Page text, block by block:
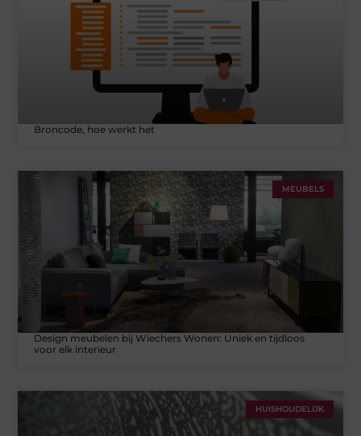
Broncode, hoe werkt het
MEUBELS
Design meubelen bij Wiechers Wonen: Uniek en tijdloos
voor elk interieur
HUISHOUDELIJK